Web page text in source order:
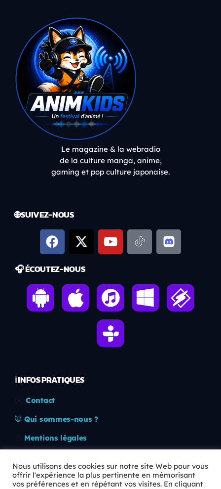
Le magazine & la webradio
de la culture manga, anime,
gaming et pop culture japonaise.
🌐 SUIVEZ-NOUS
🎧 ÉCOUTEZ-NOUS
ℹ️ INFOS PRATIQUES
Contact
🦊 Qui sommes-nous ?
Mentions légales
🛡️ RGPD
Nous utilisons des cookies sur notre site Web pour vous
offrir l'expérience la plus pertinente en mémorisant
vos préférences et en répétant vos visites. En cliquant